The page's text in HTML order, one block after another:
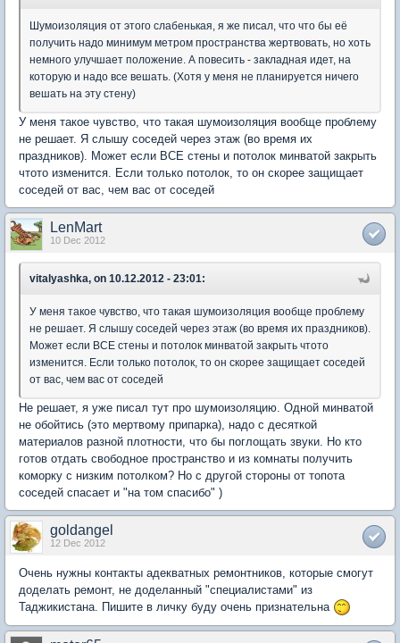
Шумоизоляция от этого слабенькая, я же писал, что что бы её
получить надо минимум метром пространства жертвовать, но хоть
немного улучшает положение. А повесить - закладная идет, на
которую и надо все вешать. (Хотя у меня не планируется ничего
вешать на эту стену)
У меня такое чувство, что такая шумоизоляция вообще проблему
не решает. Я слышу соседей через этаж (во время их
праздников). Может если ВСЕ стены и потолок минватой закрыть
чтото изменится. Если только потолок, то он скорее защищает
соседей от вас, чем вас от соседей
LenMart
10 Dec 2012
vitalyashka, on 10.12.2012 - 23:01:
У меня такое чувство, что такая шумоизоляция вообще проблему
не решает. Я слышу соседей через этаж (во время их праздников).
Может если ВСЕ стены и потолок минватой закрыть чтото
изменится. Если только потолок, то он скорее защищает соседей
от вас, чем вас от соседей
Не решает, я уже писал тут про шумоизоляцию. Одной минватой
не обойтись (это мертвому припарка), надо с десяткой
материалов разной плотности, что бы поглощать звуки. Но кто
готов отдать свободное пространство и из комнаты получить
коморку с низким потолком? Но с другой стороны от топота
соседей спасает и "на том спасибо" )
goldangel
12 Dec 2012
Очень нужны контакты адекватных ремонтников, которые смогут
доделать ремонт, не доделанный "специалистами" из
Таджикистана. Пишите в личку буду очень признательна